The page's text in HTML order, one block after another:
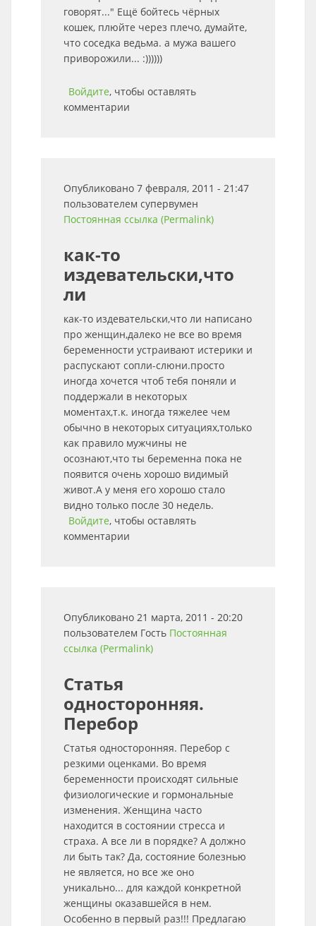
говорят..." Ещё бойтесь чёрных
кошек, плюйте через плечо, думайте,
что соседка ведьма. а мужа вашего
приворожили... :))))))
Войдите, чтобы оставлять
комментарии
Опубликовано 7 февраля, 2011 - 21:47
пользователем супервумен
Постоянная ссылка (Permalink)
как-то
издевательски,что
ли
как-то издевательски,что ли написано
про женщин,далеко не все во время
беременности устраивают истерики и
распускают сопли-слюни.просто
иногда хочется чтоб тебя поняли и
поддержали в некоторых
моментах,т.к. иногда тяжелее чем
обычно в некоторых ситуациях,только
как правило мужчины не
осознают,что ты беременна пока не
появится очень хорошо видимый
живот.А у меня его хорошо стало
видно только после 30 недель.
Войдите, чтобы оставлять
комментарии
Опубликовано 21 марта, 2011 - 20:20
пользователем Гость Постоянная
ссылка (Permalink)
Статья
односторонняя.
Перебор
Статья односторонняя. Перебор с
резкими оценками. Во время
беременности происходят сильные
физиологические и гормональные
изменения. Женщина часто
находится в состоянии стресса и
страха. А все ли в порядке? А должно
ли быть так? Да, состояние болезнью
не является, но все же оно
уникально... для каждой конкретной
женщины оказавшейся в нем.
Особенно в первый раз!!! Предлагаю